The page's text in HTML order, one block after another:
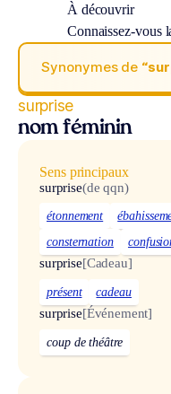
À découvrir
Connaissez-vous
Synonymes de
surprise
nom féminin
Sens principaux
surprise(de qqn)
étonnement
consternation
surprise[Cadeau]
présent cadeau
surprise[Événement]
coup de théâtre